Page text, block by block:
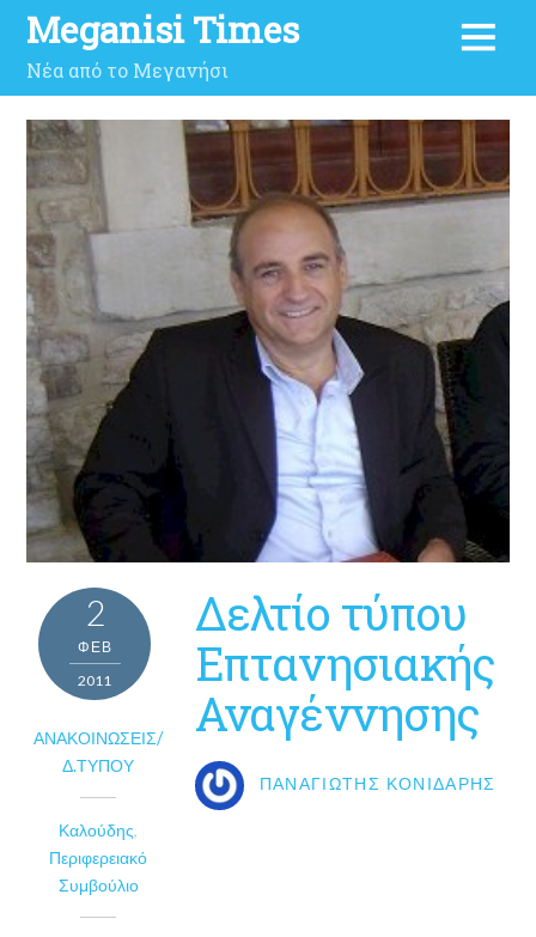
Meganisi Times
Νέα από το Μεγανήσι
2
ΦΕΒ
2011
ΑΝΑΚΟΙΝΏΣΕΙΣ/
Δ.ΤΎΠΟΥ
Καλούδης,
Περιφερειακό
Συμβούλιο
Δελτίο τύπου
Επτανησιακής
Αναγέννησης
ΠΑΝΑΓΙΏΤΗΣ ΚΟΝΙΔΆΡΗΣ